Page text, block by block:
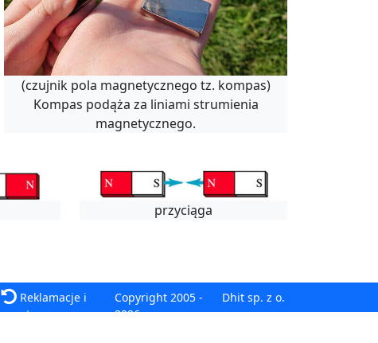
(czujnik pola magnetycznego tz. kompas)
Kompas podąża za liniami strumienia
magnetycznego.
przyciąga
Reklamacje i
zwroty
Copyright 2005 -
2026
Dhit sp. z o.
o.